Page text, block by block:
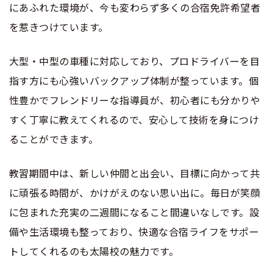
にあふれた環境が、今も変わらず多くの合宿免許希望者
を惹きつけています。
大型・中型の車種に対応しており、プロドライバーを目
指す方にも心強いバックアップ体制が整っています。個
性豊かでフレンドリーな指導員が、初心者にも分かりや
すく丁寧に教えてくれるので、安心して技術を身につけ
ることができます。
教習期間中は、新しい仲間と出会い、目標に向かって共
に頑張る時間が、かけがえのない思い出に。毎日が笑顔
に包まれた充実の二週間になること間違いなしです。設
備や生活環境も整っており、快適な合宿ライフをサポー
トしてくれるのも太陽校の魅力です。